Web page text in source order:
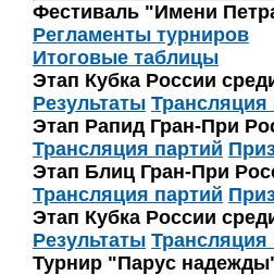
Фестиваль "Имени
Регламенты турниров
Итоговые таблицы
Этап Кубка России
Результаты Трансляция
Этап Рапид Гран-При
Трансляция партий
Этап Блиц Гран-При
Трансляция партий
Этап Кубка России
Результаты Трансляция
Турнир "Парус